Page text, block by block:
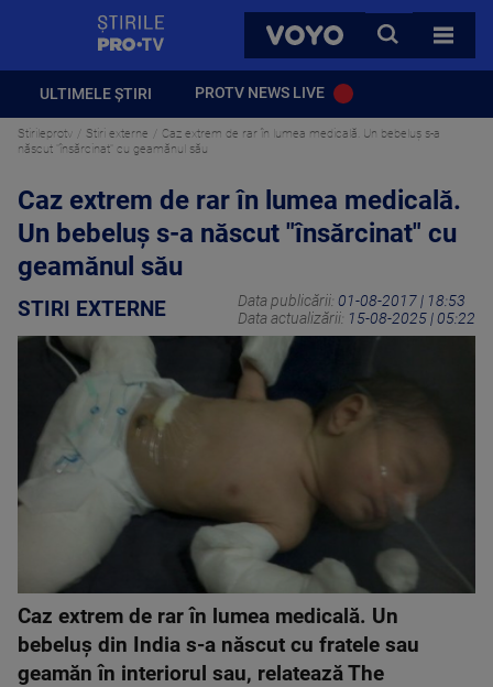
VOYO
CAUTA
TOATE
ULTIMELE ȘTIRI PROTV NEWS LIVE
Stirileprotv Stiri externe
Caz extrem de rar în lumea medicală. Un bebeluş s-a
născut "însărcinat" cu geamănul său
Caz extrem de rar în lumea medicală.
Un bebeluş s-a născut "însărcinat" cu
geamănul său
STIRI EXTERNE Data publicării: 01-08-2017 | 18:53
Data actualizării: 15-08-2025 | 05:22
Caz extrem de rar în lumea medicală. Un
bebeluş din India s-a născut cu fratele sau
geamăn în interiorul sau, relatează The